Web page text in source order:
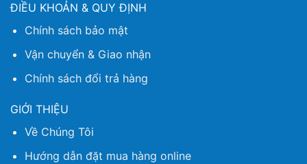
ĐIỀU KHOẢN & QUY ĐỊNH
Chính sách bảo mật
Vận chuyển & Giao nhận
Chính sách đổi trả hàng
GIỚI THIỆU
Về Chúng Tôi
Hướng dẫn đặt mua hàng online